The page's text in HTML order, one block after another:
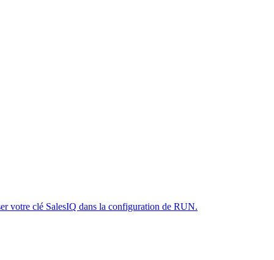
votre clé SalesIQ dans la configuration de RUN.